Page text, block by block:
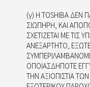
(γ) Η TOSHIBA ΔΕΝ
ΣΙΩΠΗΡΗ, ΚΑΙ
ΣΧΕΤΙΖΕΤΑΙ ΜΕ ΤΙΣ
ΑΝΕΞΑΡΤΗΤΟ,
ΟΠΟΙΑΣΔΗΠΟΤΕ
ΤΗΝ ΑΞΙΟΠΙΣΤΙΑ